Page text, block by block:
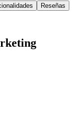
Reseñas